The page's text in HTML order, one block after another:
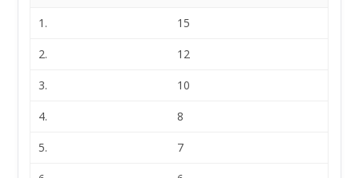
1. 15
2. 12
3. 10
4. 8
5. 7